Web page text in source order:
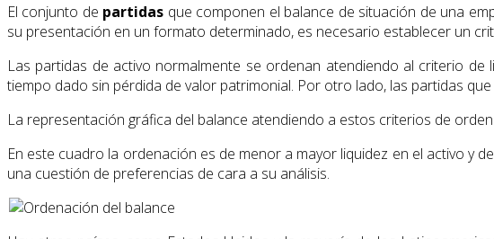
El conjunto de partidas que componen el balance de situación de una
su presentación en un formato determinado, es necesario establecer un
Las partidas de activo normalmente se ordenan atendiendo al criterio
tiempo dado sin pérdida de valor patrimonial. Por otro lado, las partidas
La representación gráfica del balance atendiendo a estos criterios de
En este cuadro la ordenación es de menor a mayor liquidez en el activo y
una cuestión de preferencias de cara a su análisis.